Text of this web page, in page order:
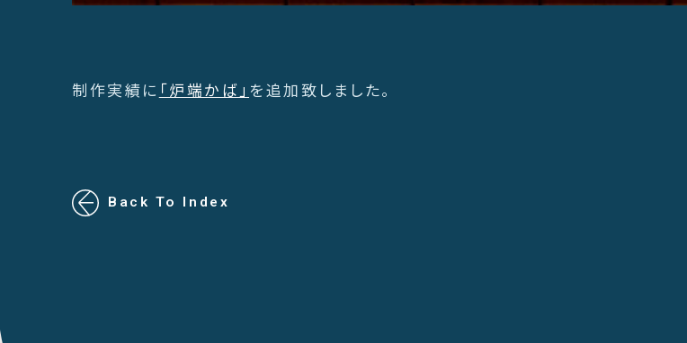
制作実績に 「炉端かば」 を追加致しました。
Back To Index